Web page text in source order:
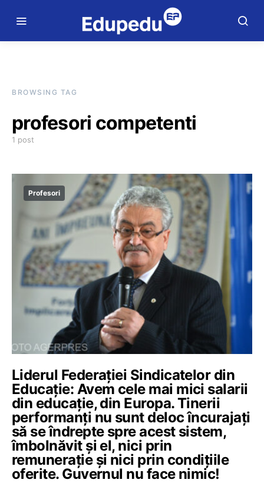
BROWSING TAG
profesori competenti
1 post
Profesori
Liderul Federației Sindicatelor din
Educație: Avem cele mai mici salarii
din educație, din Europa. Tinerii
performanți nu sunt deloc încurajați
să se îndrepte spre acest sistem,
îmbolnăvit și el, nici prin
remunerație și nici prin condițiile
oferite. Guvernul nu face nimic!